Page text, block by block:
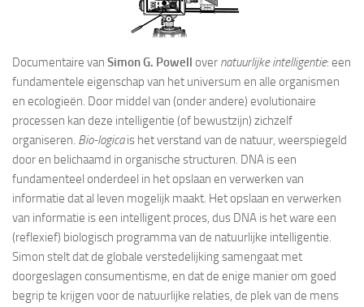
Documentaire van Simon G. Powell over natuurlijke intelligentie: een
fundamentele eigenschap van het universum en alle organismen
en ecologieën. Door middel van (onder andere) evolutionaire
processen kan deze intelligentie (of bewustzijn) zichzelf
organiseren. Bio-logicais het verstand van de natuur, weerspiegeld
door en belichaamd in organische structuren. DNA is een
fundamenteel onderdeel in het opslaan en verwerken van
informatie dat al leven mogelijk maakt. Het opslaan en verwerken
van informatie is een intelligent proces, dus DNA is het ware een
(reflexief) biologisch programma van de natuurlijke intelligentie.
Simon stelt dat de globale verstedelijking samengaat met
doorgeslagen consumentisme, en dat de enige manier om goed
begrip te krijgen voor de natuurlijke relaties, de plek van de mens